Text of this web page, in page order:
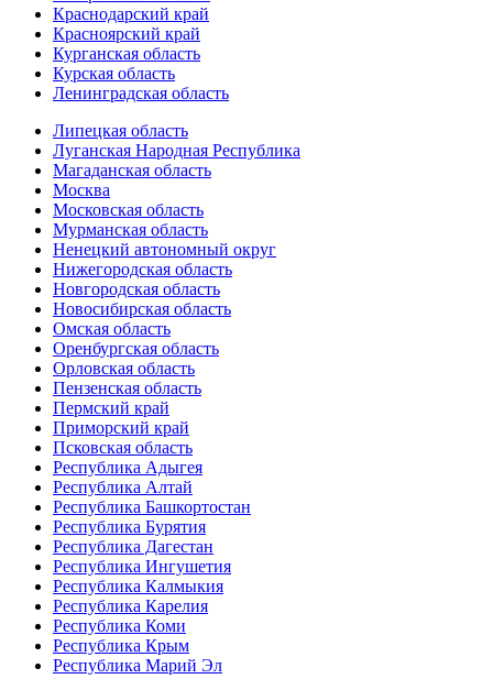
Краснодарский край
Красноярский край
Курганская область
Курская область
Ленинградская область
Липецкая область
Луганская Народная Республика
Магаданская область
Москва
Московская область
Мурманская область
Ненецкий автономный округ
Нижегородская область
Новгородская область
Новосибирская область
Омская область
Оренбургская область
Орловская область
Пензенская область
Пермский край
Приморский край
Псковская область
Республика Адыгея
Республика Алтай
Республика Башкортостан
Республика Бурятия
Республика Дагестан
Республика Ингушетия
Республика Калмыкия
Республика Карелия
Республика Коми
Республика Крым
Республика Марий Эл